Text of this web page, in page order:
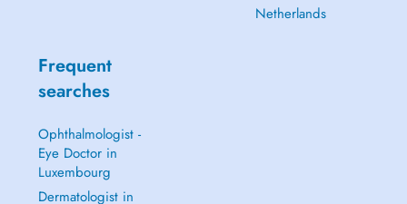
Netherlands
Frequent
searches
Ophthalmologist -
Eye Doctor in
Luxembourg
Dermatologist in